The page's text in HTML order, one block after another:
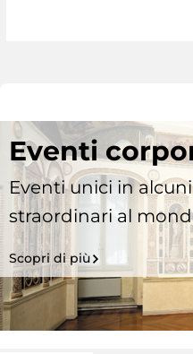
Eventi
Eventi unici in
straordinari al
Scopri di più